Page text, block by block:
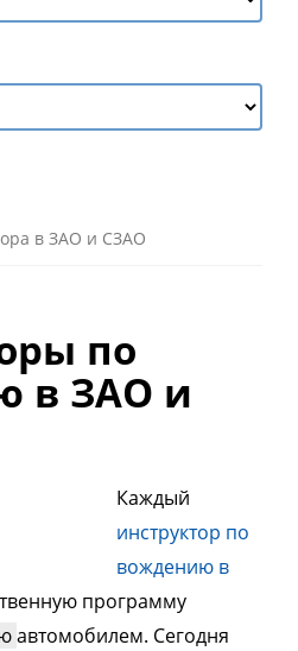
в ЗАО и СЗАО
по
в ЗАО и
Каждый
инструктор по
вождению в
программу
автомобилем. Сегодня